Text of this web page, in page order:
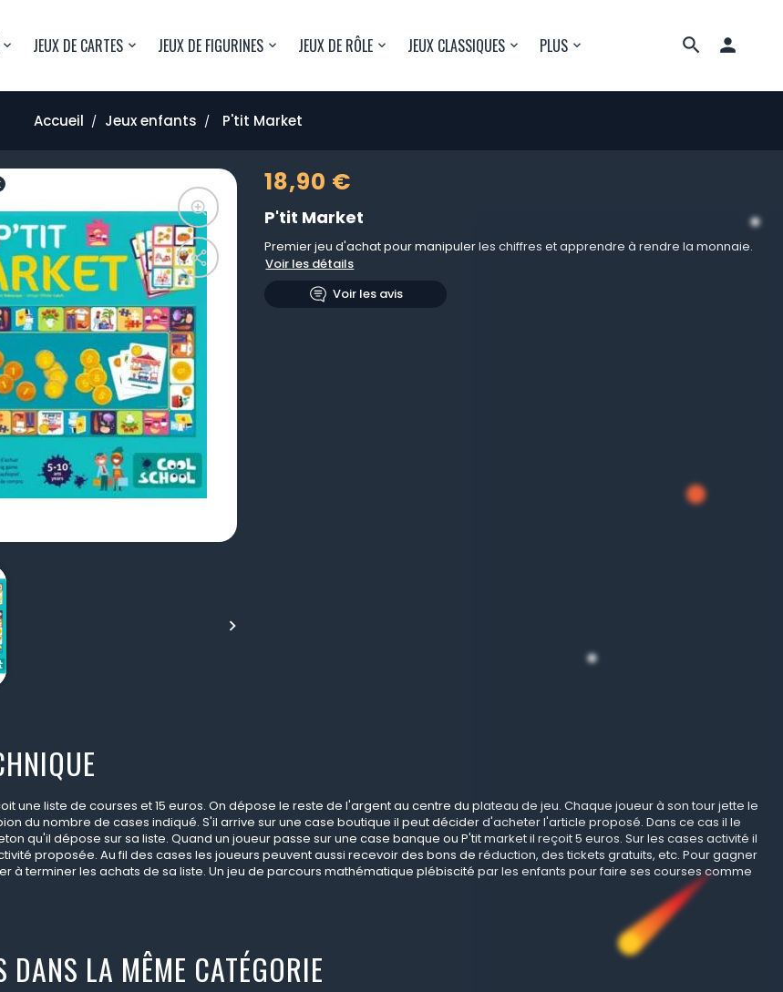

JEUX DE CARTES JEUX DE FIGURINES JEUX DE RÔLE JEUX CLASSIQUES PLUS
Accueil Jeux enfants P'tit Market

18,90 €
P'tit Market
Premier jeu d'achat pour manipuler les chiffres et apprendre à rendre la monnaie.
Voir les détails
Voir les avis
une liste de courses et 15 euros. On dépose le reste de l'argent au centre du plateau de jeu. Chaque joueur à son tour jette le
du nombre de cases indiqué. S'il arrive sur une case boutique il peut décider d'acheter l'article proposé. Dans ce cas il le
qu'il dépose sur sa liste. Quand un joueur passe sur une case banque ou P'tit market il reçoit 5 euros. Sur les cases activité il
proposée. Au fil des cases les joueurs peuvent aussi recevoir des bons de réduction, des tickets gratuits, etc. Pour gagner
à terminer les achats de sa liste. Un jeu de parcours mathématique plébiscité par les enfants pour faire ses courses comme
DANS LA MÊME CATÉGORIE